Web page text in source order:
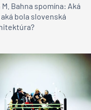
Bahna spomína: Aká
aká bola slovenská